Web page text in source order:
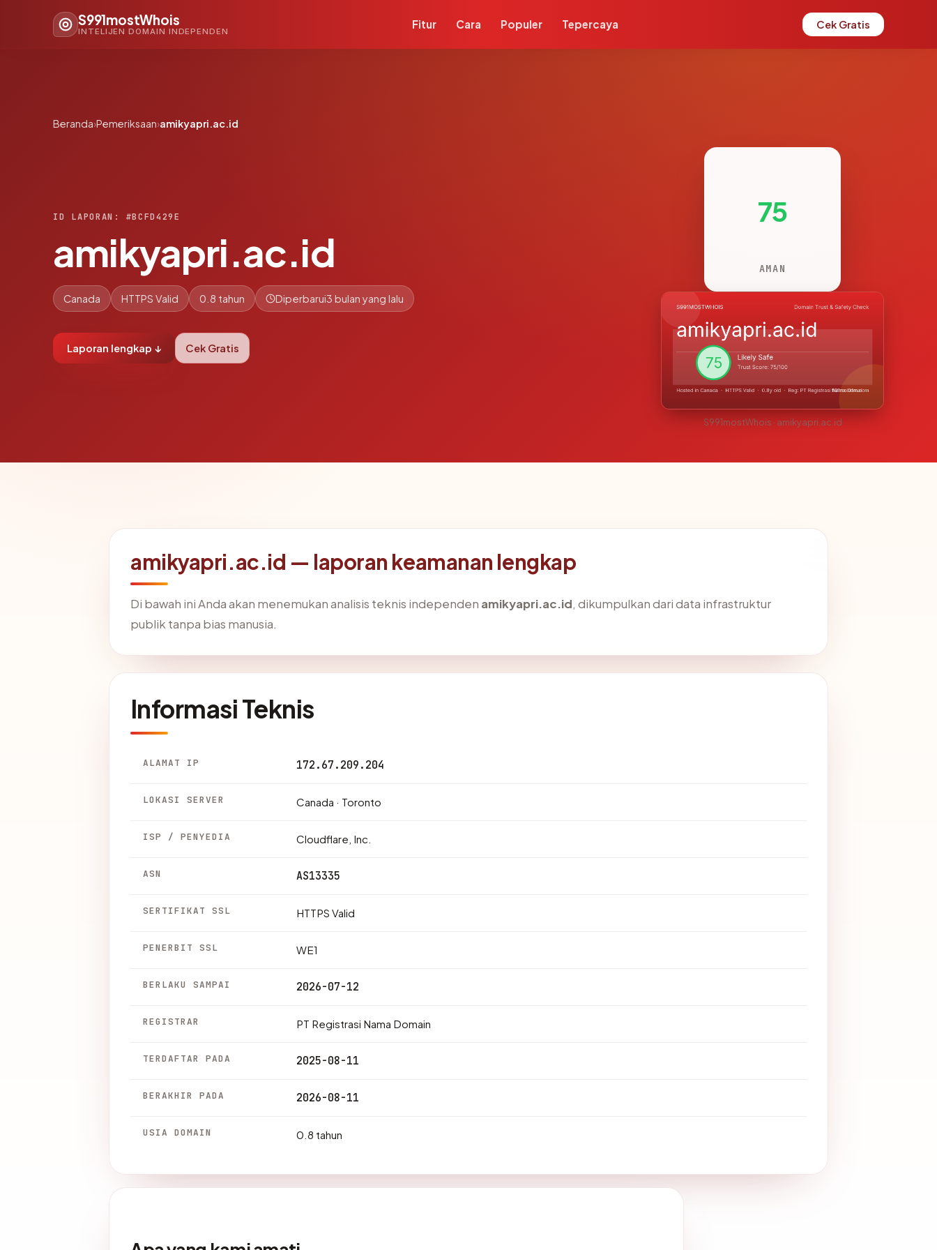
S991mostWhois
INTELIJEN DOMAIN INDEPENDEN
Fitur Cara Populer Tepercaya Cek Gratis
Beranda›Pemeriksaan›amikyapri.ac.id
ID LAPORAN: #BCFD429E
amikyapri.ac.id
Canada HTTPS Valid 0.8 tahun Diperbarui3 bulan yang lalu
Laporan lengkap ↓ Cek Gratis
75
AMAN
S991mostWhois · amikyapri.ac.id
amikyapri.ac.id — laporan keamanan lengkap
Di bawah ini Anda akan menemukan analisis teknis independen amikyapri.ac.id, dikumpulkan dari data infrastruktur
publik tanpa bias manusia.
Informasi Teknis
ALAMAT IP 172.67.209.204
LOKASI SERVER Canada · Toronto
ISP / PENYEDIA Cloudflare, Inc.
ASN AS13335
SERTIFIKAT SSL HTTPS Valid
PENERBIT SSL WE1
BERLAKU SAMPAI 2026-07-12
REGISTRAR PT Registrasi Nama Domain
TERDAFTAR PADA 2025-08-11
BERAKHIR PADA 2026-08-11
USIA DOMAIN 0.8 tahun